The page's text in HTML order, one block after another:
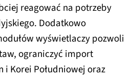
reagować na potrzeby
Dodatkowo
wyświetlaczy pozwoli
ograniczyć import
i Korei Południowej oraz